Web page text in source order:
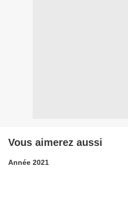
Vous aimerez aussi
Année 2021